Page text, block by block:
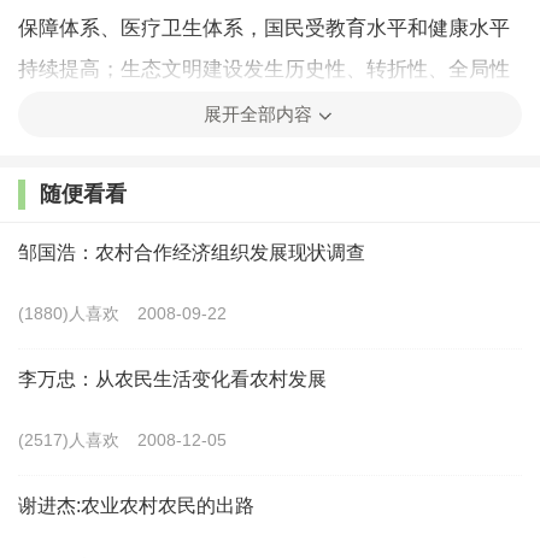
保障体系、医疗卫生体系，国民受教育水平和健康水平
持续提高；生态文明建设发生历史性、转折性、全局性
变化，生态环境显著改善。
国家实力、人民生活、社会面貌都发生了翻天覆地的巨
大变化。前进路上，仍要把改革推向深入，将改革进行
是一项复杂的系统工程，既要有“设计图”也要有“施工
合。
加强顶层设计，对改革内容进行统筹设计，对改革
展开全部内容
随便看看
邹国浩：农村合作经济组织发展现状调查
(1880)人喜欢 2008-09-22
李万忠：从农民生活变化看农村发展
(2517)人喜欢 2008-12-05
谢进杰:农业农村农民的出路